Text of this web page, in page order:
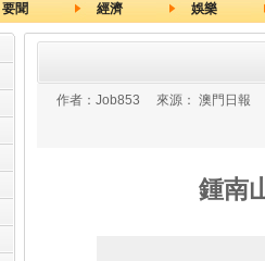
要聞 經濟 娛樂
作者： Job853 來源： 澳門日報
鍾南